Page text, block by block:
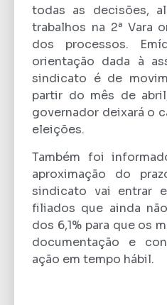
todas as decisões,
trabalhos na 2ª Vara
dos processos.
orientação dada à
sindicato é de
partir do mês de
governador deixará o
eleições.
Também foi
aproximação do
sindicato vai entrar
filiados que ainda
dos 6,1% para que os
documentação e
ação em tempo hábil.